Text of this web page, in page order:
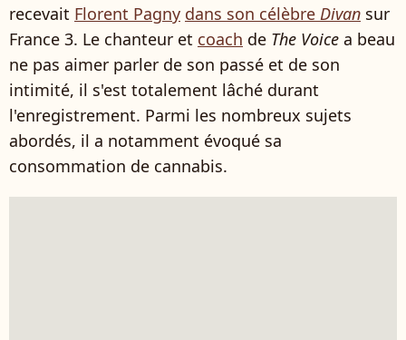
recevait Florent Pagny dans son célèbre Divan sur
France 3. Le chanteur et coach de The Voice a beau
ne pas aimer parler de son passé et de son
intimité, il s'est totalement lâché durant
l'enregistrement. Parmi les nombreux sujets
abordés, il a notamment évoqué sa
consommation de cannabis.